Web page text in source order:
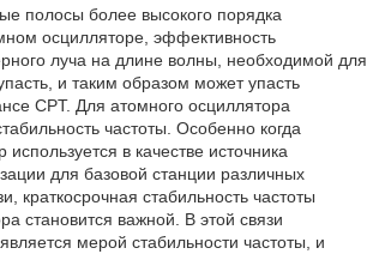
полосы более высокого порядка
осцилляторе, эффективность
луча на длине волны, необходимой для
и таким образом может упасть
CPT. Для атомного осциллятора
частоты. Особенно когда
в качестве источника
для базовой станции различных
краткосрочная стабильность частоты
становится важной. В этой связи
мерой стабильности частоты, и